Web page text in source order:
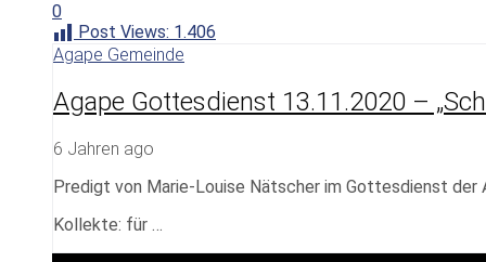
0
Post Views: 1.406
Agape Gemeinde
Agape Gottesdienst 13.11.2020 –
6 Jahren ago
Predigt von Marie-Louise Nätscher im Gottesdienst der
Kollekte: für …